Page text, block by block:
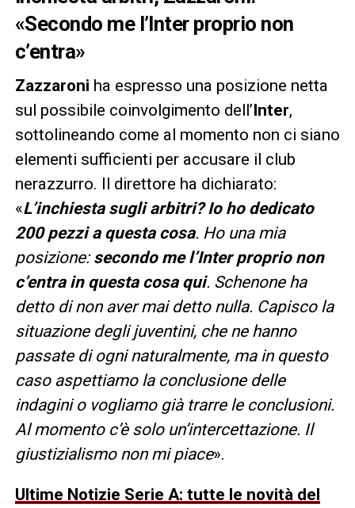
«Secondo me l’Inter proprio non
c’entra»
Zazzaroni ha espresso una posizione netta
sul possibile coinvolgimento dell’Inter,
sottolineando come al momento non ci siano
elementi sufficienti per accusare il club
nerazzurro. Il direttore ha dichiarato:
«L’inchiesta sugli arbitri? Io ho dedicato
200 pezzi a questa cosa. Ho una mia
posizione:secondo me l’Inter proprio non
c’entra in questa cosa qui. Schenone ha
detto di non aver mai detto nulla. Capisco la
situazione degli juventini, che ne hanno
passate di ogni naturalmente, ma in questo
caso aspettiamo la conclusione delle
indagini o vogliamo già trarre le conclusioni.
Al momento c’è solo un’intercettazione. Il
giustizialismo non mi piace».
Ultime Notizie Serie A: tutte le novità del